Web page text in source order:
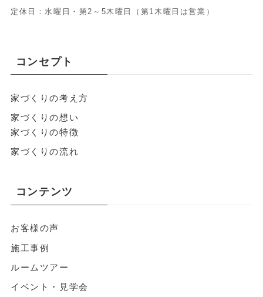
定休日：水曜日・第2～5木曜日（第1木曜日は営業）
コンセプト
家づくりの考え方
家づくりの想い
家づくりの特徴
家づくりの流れ
コンテンツ
お客様の声
施工事例
ルームツアー
イベント・見学会